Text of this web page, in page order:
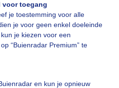
voor toegang
je toestemming voor alle
je voor geen enkel doeleinde
je kiezen voor een
“Buienradar Premium” te
en kun je opnieuw